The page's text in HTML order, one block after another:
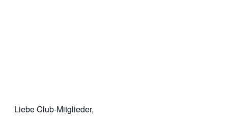
Liebe Club-Mitglieder,